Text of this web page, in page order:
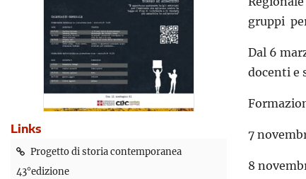
Links
Progetto di storia contemporanea
43°edizione
gruppi
Dal 6
docenti e
7
8